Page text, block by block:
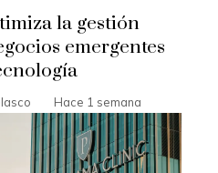
la gestión
emergentes
Hace 1 semana